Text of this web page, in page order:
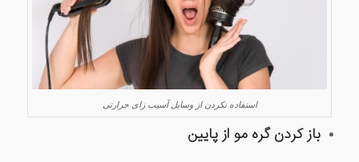
استفاده نکردن از وسایل آسیب زای حرارتی
باز کردن گره مو از پایین